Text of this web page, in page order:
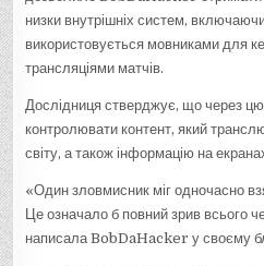
низки внутрішніх систем,
використовується мовниками для
трансляціями матчів.
Дослідниця стверджує, що через
контролювати контент, який
світу, а також інформацію на
«Один зловмисник міг одночасно
Це означало б повний зрив всього
написала BobDaHacker у своєму